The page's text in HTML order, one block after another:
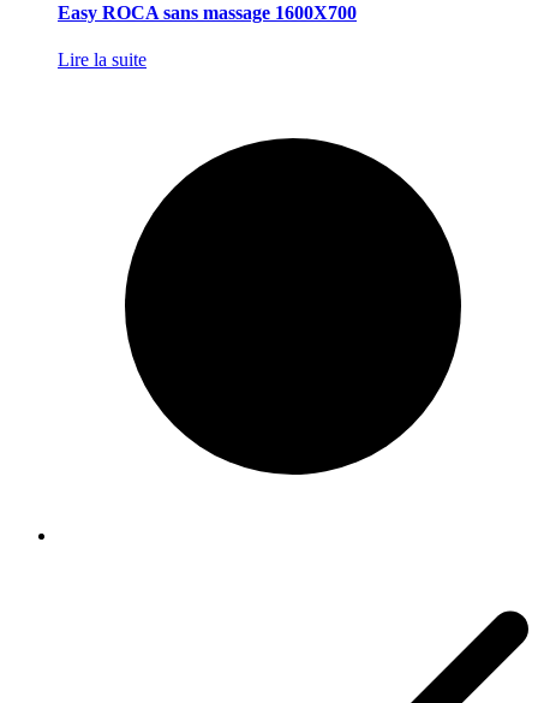
Easy ROCA sans massage 1600X700
Lire la suite